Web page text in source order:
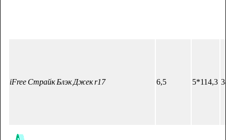
iFree Страйк Блэк Джек r17 6,5 5*114,3